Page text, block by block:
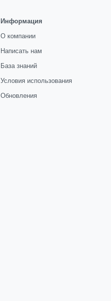
Информация
О компании
Написать нам
База знаний
Условия использования
Обновления